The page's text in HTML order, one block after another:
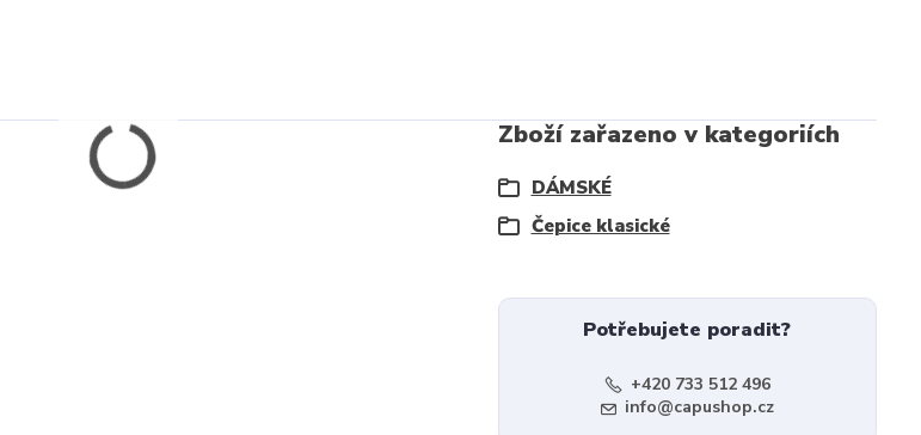
Zboží zařazeno v kategoriích
DÁMSKÉ
Čepice klasické
Potřebujete poradit?
+420 733 512 496
info@capushop.cz